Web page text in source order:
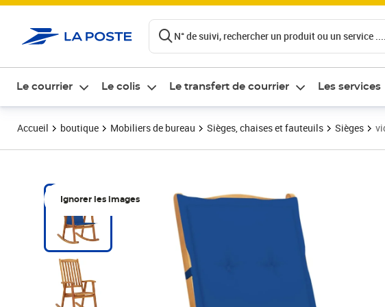
N° de suivi, rechercher un produit ou un service ....
Le courrier Le colis Le transfert de courrier Les services
Accueil boutique Mobiliers de bureau Sièges, chaises et fauteuils Sièges
Ignorer les images